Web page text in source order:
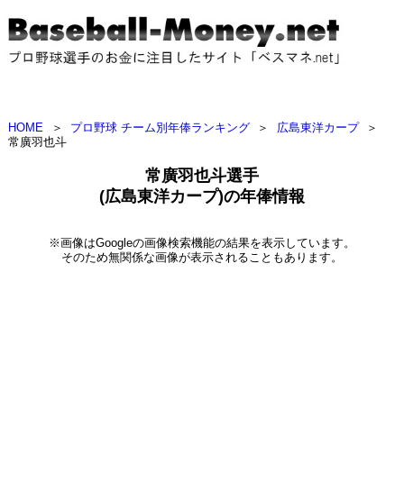
HOME ＞ プロ野球 チーム別年俸ランキング ＞ 広島東洋カープ
＞
常廣羽也斗
常廣羽也斗選手
(広島東洋カープ)の年俸情報
※画像はGoogleの画像検索機能の結果を表示しています。
そのため無関係な画像が表示されることもあります。